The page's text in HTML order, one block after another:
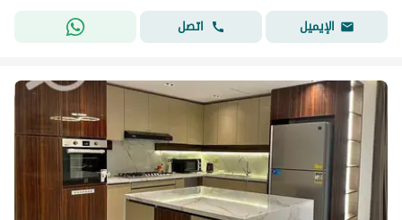
الإيميل
اتصل